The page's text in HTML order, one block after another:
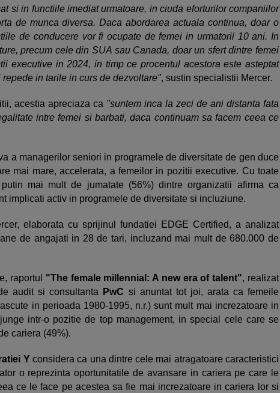
si in functiile imediat urmatoare, in ciuda eforturilor companiilor
de munca diversa. Daca abordarea actuala continua, doar o
de conducere vor fi ocupate de femei in urmatorii 10 ani. In
precum cele din SUA sau Canada, doar un sfert dintre femei
executive in 2024, in timp ce procentul acestora este asteptat
repede in tarile in curs de dezvoltare", sustin specialistii Mercer.
acestia apreciaza ca "suntem inca la zeci de ani distanta fata
intre femei si barbati, daca continuam sa facem ceea ce
a managerilor seniori in programele de diversitate de gen duce
mai mare, accelerata, a femeilor in pozitii executive. Cu toate
mai mult de jumatate (56%) dintre organizatii afirma ca
implicati activ in programele de diversitate si incluziune.
elaborata cu sprijinul fundatiei EDGE Certified, a analizat
de angajati in 28 de tari, incluzand mai mult de 680.000 de
raportul "The female millennial: A new era of talent", realizat
audit si consultanta
PwC si anuntat tot joi, arata ca femeile
in perioada 1980-1995, n.r.) sunt mult mai increzatoare in
intr-o pozitie de top management, in special cele care se
cariera (49%).
Y considera ca una dintre cele mai atragatoare caracteristici
o reprezinta oportunitatile de avansare in cariera pe care le
ce le face pe acestea sa fie mai increzatoare in cariera lor si